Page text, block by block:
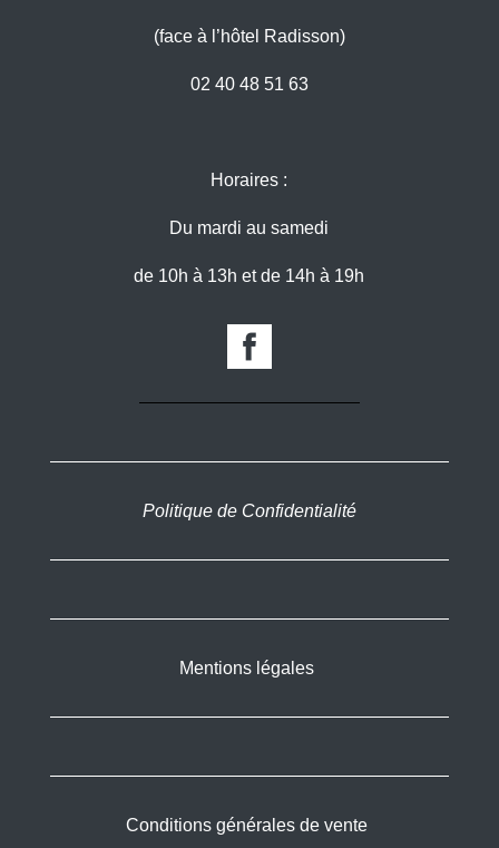
(face à l’hôtel Radisson)
02 40 48 51 63
Horaires :
Du mardi au samedi
de 10h à 13h et de 14h à 19h
Politique de Confidentialité
Mentions légales
Conditions générales de vente